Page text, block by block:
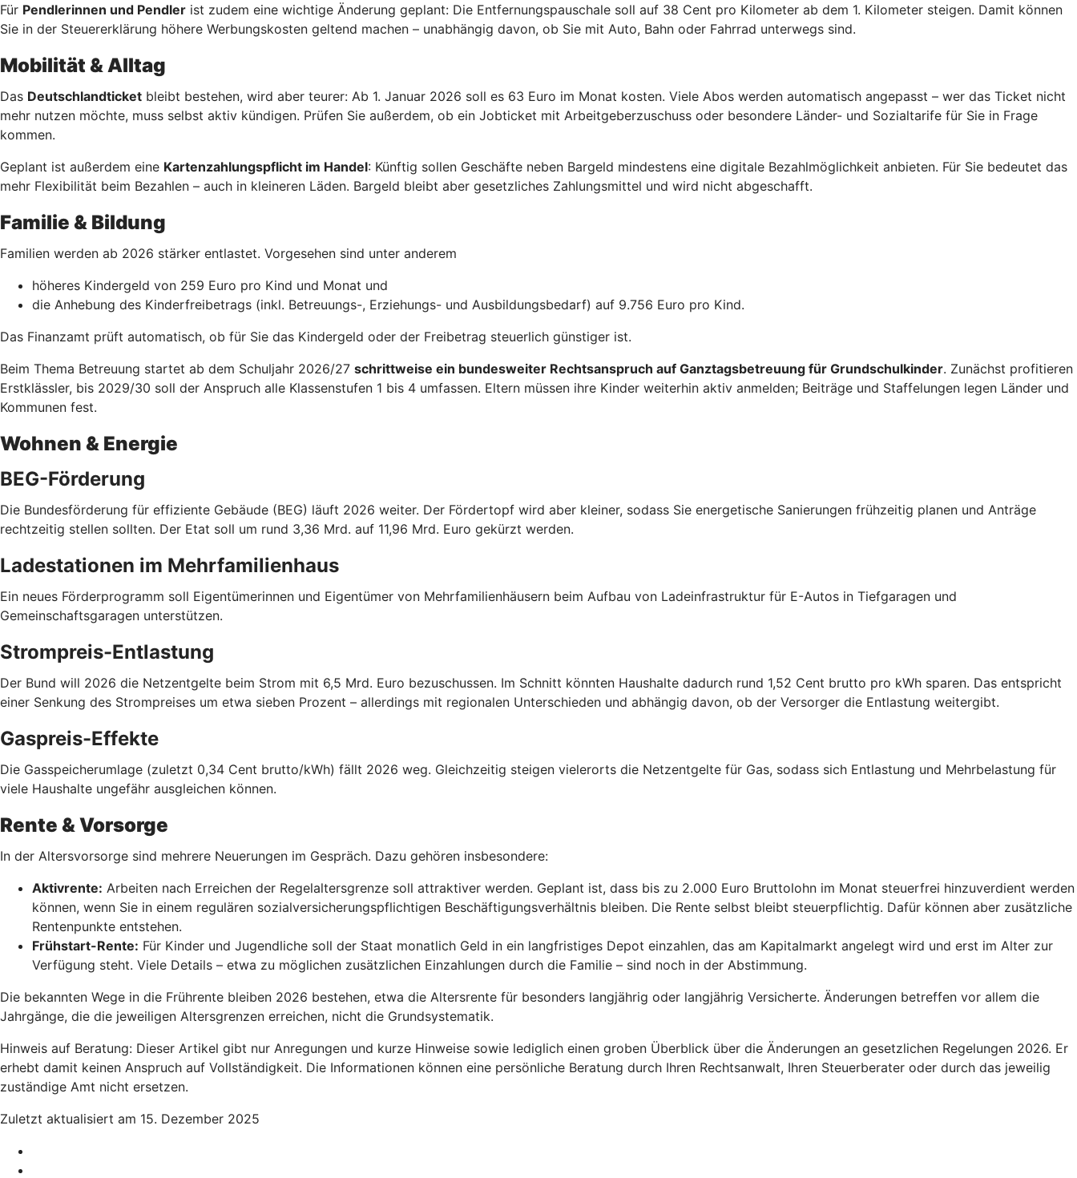
Für Pendlerinnen und Pendler ist zudem eine wichtige Änderung geplant: Die Entfernungspauschale soll auf 38 Cent pro Kilometer ab dem 1. Kilometer steigen. Damit können
Sie in der Steuererklärung höhere Werbungskosten geltend machen – unabhängig davon, ob Sie mit Auto, Bahn oder Fahrrad unterwegs sind.
Mobilität & Alltag
Das Deutschlandticket bleibt bestehen, wird aber teurer: Ab 1. Januar 2026 soll es 63 Euro im Monat kosten. Viele Abos werden automatisch angepasst – wer das Ticket nicht
mehr nutzen möchte, muss selbst aktiv kündigen. Prüfen Sie außerdem, ob ein Jobticket mit Arbeitgeberzuschuss oder besondere Länder- und Sozialtarife für Sie in Frage
kommen.
Geplant ist außerdem eine Kartenzahlungspflicht im Handel: Künftig sollen Geschäfte neben Bargeld mindestens eine digitale Bezahlmöglichkeit anbieten. Für Sie bedeutet das
mehr Flexibilität beim Bezahlen – auch in kleineren Läden. Bargeld bleibt aber gesetzliches Zahlungsmittel und wird nicht abgeschafft.
Familie & Bildung
Familien werden ab 2026 stärker entlastet. Vorgesehen sind unter anderem
höheres Kindergeld von 259 Euro pro Kind und Monat und
die Anhebung des Kinderfreibetrags (inkl. Betreuungs-, Erziehungs- und Ausbildungsbedarf) auf 9.756 Euro pro Kind.
Das Finanzamt prüft automatisch, ob für Sie das Kindergeld oder der Freibetrag steuerlich günstiger ist.
Beim Thema Betreuung startet ab dem Schuljahr 2026/27 schrittweise ein bundesweiter Rechtsanspruch auf Ganztagsbetreuung für Grundschulkinder. Zunächst profitieren
Erstklässler, bis 2029/30 soll der Anspruch alle Klassenstufen 1 bis 4 umfassen. Eltern müssen ihre Kinder weiterhin aktiv anmelden; Beiträge und Staffelungen legen Länder und
Kommunen fest.
Wohnen & Energie
BEG-Förderung
Die Bundesförderung für effiziente Gebäude (BEG) läuft 2026 weiter. Der Fördertopf wird aber kleiner, sodass Sie energetische Sanierungen frühzeitig planen und Anträge
rechtzeitig stellen sollten. Der Etat soll um rund 3,36 Mrd. auf 11,96 Mrd. Euro gekürzt werden.
Ladestationen im Mehrfamilienhaus
Ein neues Förderprogramm soll Eigentümerinnen und Eigentümer von Mehrfamilienhäusern beim Aufbau von Ladeinfrastruktur für E-Autos in Tiefgaragen und
Gemeinschaftsgaragen unterstützen.
Strompreis-Entlastung
Der Bund will 2026 die Netzentgelte beim Strom mit 6,5 Mrd. Euro bezuschussen. Im Schnitt könnten Haushalte dadurch rund 1,52 Cent brutto pro kWh sparen. Das entspricht
einer Senkung des Strompreises um etwa sieben Prozent – allerdings mit regionalen Unterschieden und abhängig davon, ob der Versorger die Entlastung weitergibt.
Gaspreis-Effekte
Die Gasspeicherumlage (zuletzt 0,34 Cent brutto/kWh) fällt 2026 weg. Gleichzeitig steigen vielerorts die Netzentgelte für Gas, sodass sich Entlastung und Mehrbelastung für
viele Haushalte ungefähr ausgleichen können.
Rente & Vorsorge
In der Altersvorsorge sind mehrere Neuerungen im Gespräch. Dazu gehören insbesondere:
Aktivrente: Arbeiten nach Erreichen der Regelaltersgrenze soll attraktiver werden. Geplant ist, dass bis zu 2.000 Euro Bruttolohn im Monat steuerfrei hinzuverdient werden
können, wenn Sie in einem regulären sozialversicherungspflichtigen Beschäftigungsverhältnis bleiben. Die Rente selbst bleibt steuerpflichtig. Dafür können aber zusätzliche
Rentenpunkte entstehen.
Frühstart-Rente: Für Kinder und Jugendliche soll der Staat monatlich Geld in ein langfristiges Depot einzahlen, das am Kapitalmarkt angelegt wird und erst im Alter zur
Verfügung steht. Viele Details – etwa zu möglichen zusätzlichen Einzahlungen durch die Familie – sind noch in der Abstimmung.
Die bekannten Wege in die Frührente bleiben 2026 bestehen, etwa die Altersrente für besonders langjährig oder langjährig Versicherte. Änderungen betreffen vor allem die
Jahrgänge, die die jeweiligen Altersgrenzen erreichen, nicht die Grundsystematik.
Hinweis auf Beratung: Dieser Artikel gibt nur Anregungen und kurze Hinweise sowie lediglich einen groben Überblick über die Änderungen an gesetzlichen Regelungen 2026. Er
erhebt damit keinen Anspruch auf Vollständigkeit. Die Informationen können eine persönliche Beratung durch Ihren Rechtsanwalt, Ihren Steuerberater oder durch das jeweilig
zuständige Amt nicht ersetzen.
Zuletzt aktualisiert am 15. Dezember 2025